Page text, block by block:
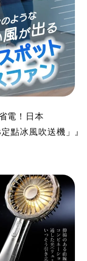
電！日本
點冰風吹送機」』